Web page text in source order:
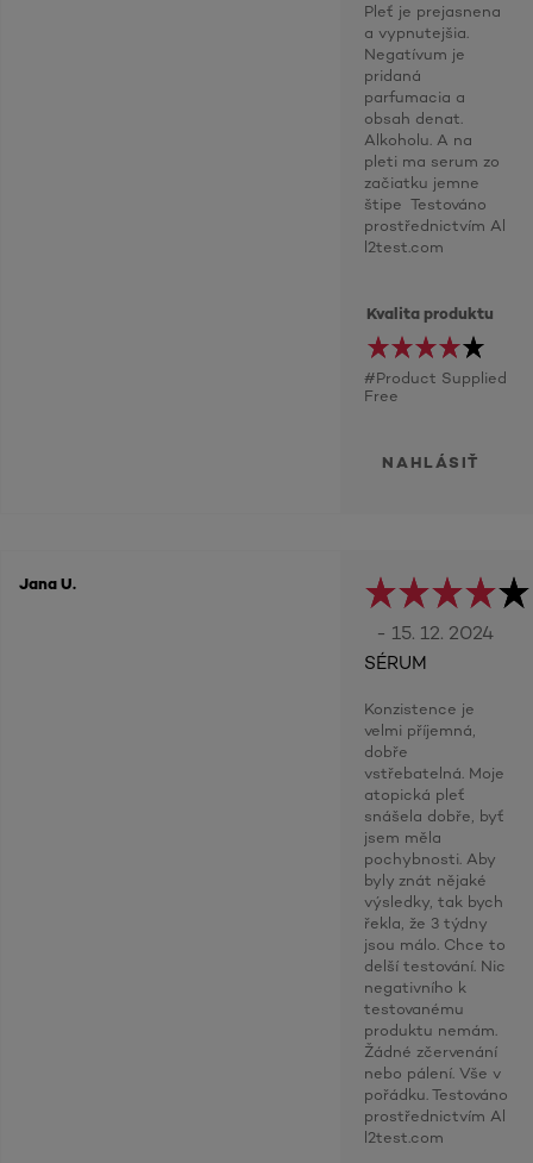
Pleť je prejasnena
a vypnutejšia.
Negatívum je
pridaná
parfumacia a
obsah denat.
Alkoholu. A na
pleti ma serum zo
začiatku jemne
štipe Testováno
prostřednictvím Al
l2test.com
Kvalita produktu
#Product Supplied
Free
NAHLÁSIŤ
Jana U.
- 15. 12. 2024
SÉRUM
Konzistence je
velmi příjemná,
dobře
vstřebatelná. Moje
atopická pleť
snášela dobře, byť
jsem měla
pochybnosti. Aby
byly znát nějaké
výsledky, tak bych
řekla, že 3 týdny
jsou málo. Chce to
delší testování. Nic
negativního k
testovanému
produktu nemám.
Žádné zčervenání
nebo pálení. Vše v
pořádku. Testováno
prostřednictvím Al
l2test.com